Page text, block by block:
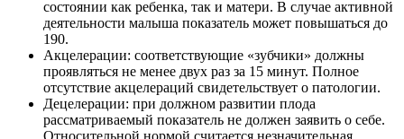
состоянии как ребенка, так и матери. В случае активной
деятельности малыша показатель может повышаться до
190.
Акцелерации: соответствующие «зубчики» должны
проявляться не менее двух раз за 15 минут. Полное
отсутствие акцелераций свидетельствует о патологии.
Децелерации: при должном развитии плода
рассматриваемый показатель не должен заявить о себе.